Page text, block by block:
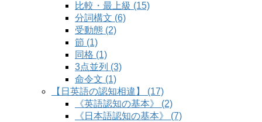
比較・最上級 (15)
分詞構文 (6)
受動態 (2)
節 (1)
同格 (1)
3点並列 (3)
命令文 (1)
【日英語の認知相違】 (17)
《英語認知の基本》 (2)
《日本語認知の基本》 (7)